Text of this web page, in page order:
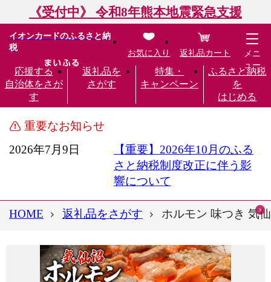
《受付中》 令和8年熊本地震緊急支援
イオンカードのふるさと納
税
応援する
自治体をさが
す
返礼品を
さがす
特集・
キャンペーン
ふるさと納税
を
はじめる
お気に入り 返礼品カート
メニ
ュー
重要なお知らせ
2026年7月9日
【重要】2026年10月のふる
さと納税制度改正に伴う影
響について
HOME 返礼品をさがす ホルモン 味つき 気